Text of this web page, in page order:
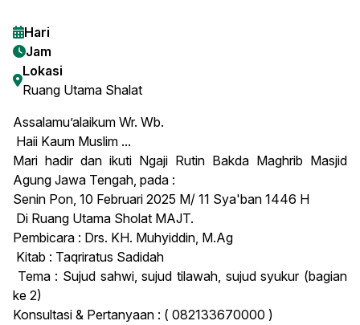
Hari
Jam
Lokasi
Ruang Utama Shalat
Assalamu’alaikum Wr. Wb.
Haii Kaum Muslim ...
Mari hadir dan ikuti Ngaji Rutin Bakda Maghrib Masjid
Agung Jawa Tengah, pada :
Senin Pon, 10 Februari 2025 M/ 11 Sya'ban 1446 H
Di Ruang Utama Sholat MAJT.
Pembicara : Drs. KH. Muhyiddin, M.Ag
Kitab : Taqriratus Sadidah
Tema : Sujud sahwi, sujud tilawah, sujud syukur (bagian
ke 2)
Konsultasi & Pertanyaan : ( 082133670000 )